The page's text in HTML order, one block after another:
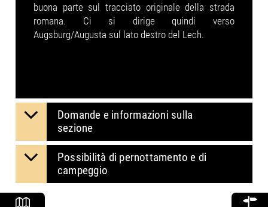
buona parte sul tracciato originale della strada
romana. Ci si dirige quindi verso
Augsburg/Augusta sul lato destro del Lech.
Domande e informazioni sulla
sezione
Possibilità di pernottamento e di
campeggio